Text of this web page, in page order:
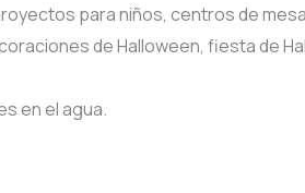
para niños, centros de
de Halloween, fiesta de
en el agua.